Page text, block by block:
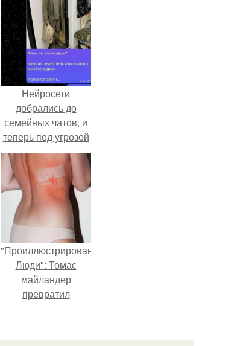
Нейросети
добрались до
семейных чатов, и
теперь под угрозой
мамины нервы.
"Проиллюстрированные
Люди": Томас
майландер
превратил